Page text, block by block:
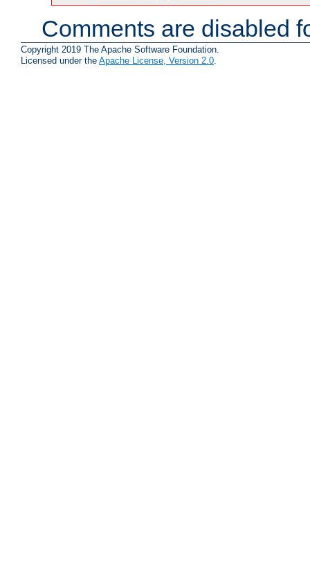
Comments are disabled
Copyright 2019 The Apache Software Foundation.
Licensed under the Apache License, Version 2.0.